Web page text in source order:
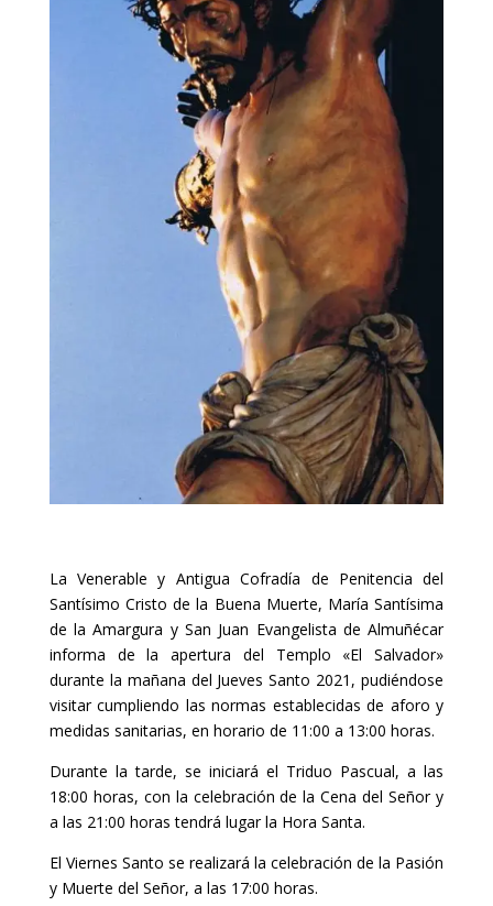
La Venerable y Antigua Cofradía de Penitencia del
Santísimo Cristo de la Buena Muerte, María Santísima
de la Amargura y San Juan Evangelista de Almuñécar
informa de la apertura del Templo «El Salvador»
durante la mañana del Jueves Santo 2021, pudiéndose
visitar cumpliendo las normas establecidas de aforo y
medidas sanitarias, en horario de 11:00 a 13:00 horas.
Durante la tarde, se iniciará el Triduo Pascual, a las
18:00 horas, con la celebración de la Cena del Señor y
a las 21:00 horas tendrá lugar la Hora Santa.
El Viernes Santo se realizará la celebración de la Pasión
y Muerte del Señor, a las 17:00 horas.